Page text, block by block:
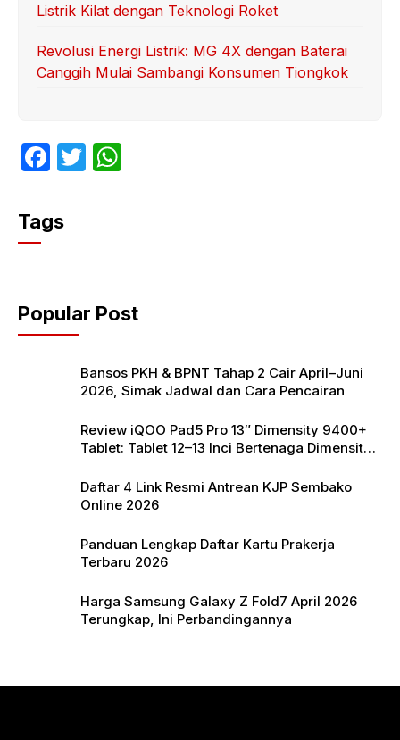
Listrik Kilat dengan Teknologi Roket
Revolusi Energi Listrik: MG 4X dengan Baterai
Canggih Mulai Sambangi Konsumen Tiongkok
F
c
e
o
o
T
p
p
Tags
Popular Post
Bansos PKH & BPNT Tahap 2 Cair April–Juni
2026, Simak Jadwal dan Cara Pencairan
Review iQOO Pad5 Pro 13″ Dimensity 9400+
Tablet: Tablet 12–13 Inci Bertenaga Dimensity
Daftar 4 Link Resmi Antrean KJP Sembako
Online 2026
Panduan Lengkap Daftar Kartu Prakerja
Terbaru 2026
Harga Samsung Galaxy Z Fold7 April 2026
Terungkap, Ini Perbandingannya